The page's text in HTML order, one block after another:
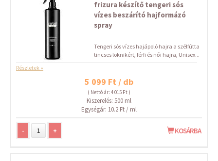
frizura készítő tengeri sós
vízes beszárító hajformázó
spray
Tengeri sós vízes hajápoló hajra a szélfútta
tincses loknikért, férfi és női hajra, Unisex...
Részletek »
5 099 Ft / db
( Nettó ár: 4 015 Ft )
Kiszerelés: 500 ml
Egységár: 10.2 Ft / ml
- + KOSÁRBA